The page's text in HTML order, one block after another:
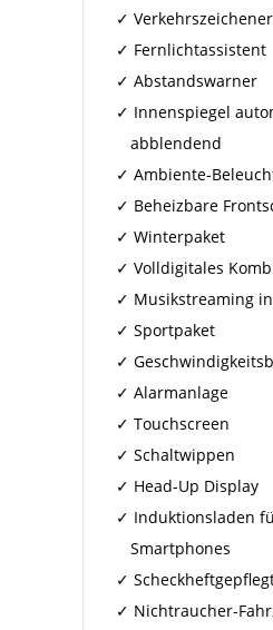
Fernlichtassistent
Abstandswarner
Innenspiegel
abblendend
Ambiente-
Beheizbare
Winterpaket
Volldigitales
Musikstreaming
Sportpaket
Alarmanlage
Touchscreen
Schaltwippen
Head-Up Display
Induktionsladen
Smartphones
Nichtraucher-